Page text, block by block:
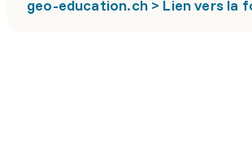
geo-education.ch > Lien vers la